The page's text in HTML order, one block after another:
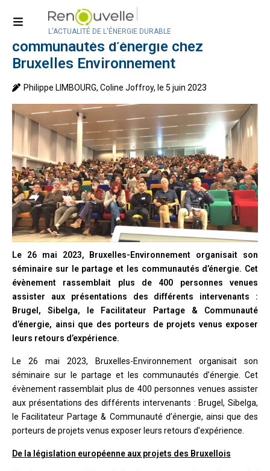
L'ACTUALITÉ DE L'ÉNERGIE DURABLE
Plus de 400 personnes autour de
communautés d’énergie chez
Bruxelles Environnement
Philippe LIMBOURG, Coline Joffroy, le 5 juin 2023
Le 26 mai 2023, Bruxelles-Environnement organisait son
séminaire sur le partage et les communautés d’énergie. Cet
évènement rassemblait plus de 400 personnes venues
assister aux présentations des différents intervenants :
Brugel, Sibelga, le Facilitateur Partage & Communauté
d’énergie, ainsi que des porteurs de projets venus exposer
leurs retours d’expérience.
Le 26 mai 2023, Bruxelles-Environnement organisait son
séminaire sur le partage et les communautés d’énergie. Cet
évènement rassemblait plus de 400 personnes venues assister
aux présentations des différents intervenants : Brugel, Sibelga,
le Facilitateur Partage & Communauté d’énergie, ainsi que des
porteurs de projets venus exposer leurs retours d’expérience.
De la législation européenne aux projets des Bruxellois